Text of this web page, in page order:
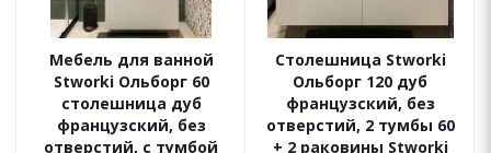
Мебель для ванной
Stworki Ольборг 60
столешница дуб
французский, без
отверстий, с тумбой
Столешница Stworki
Ольборг 120 дуб
французский, без
отверстий, 2 тумбы 60
+ 2 раковины Stworki